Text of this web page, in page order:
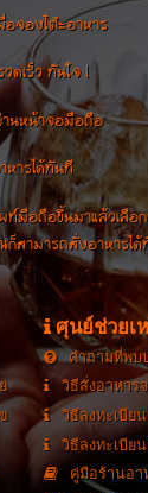
จองโต๊ะอาหาร
ดเร็ว ทันใจ !
านหน้าจอมือถือ
ารได้ทันที
ท์มือถือขึ้นมาแล้วเลือ
สามารถสั่งอาหารไ
ศุนย์ช่วยเ
คำถามที่พบ
วิธีสั่งอาหาร
วิธีลงทะเบีย
วิธีลงทะเบีย
คู่มือร้านอา